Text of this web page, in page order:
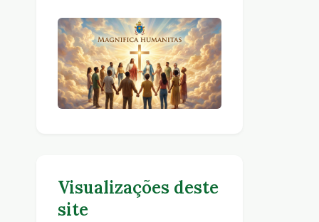
Visualizações deste
site